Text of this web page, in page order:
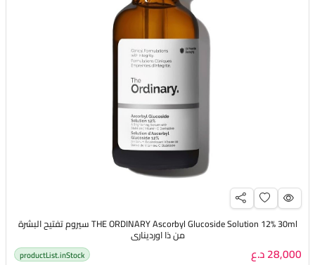
THE ORDINARY Ascorbyl Glucoside Solution 12% 30ml سيروم تفتيح البشرة
من ذا اورديناري
28,000 د.ع productList.inStock